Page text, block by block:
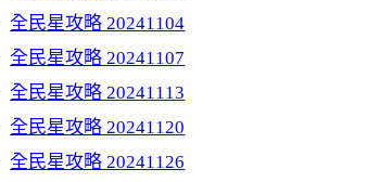
全民星攻略 20241104
全民星攻略 20241107
全民星攻略 20241113
全民星攻略 20241120
全民星攻略 20241126